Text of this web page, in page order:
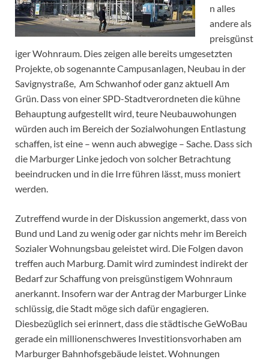
n alles
andere als
preisgünst
iger Wohnraum. Dies zeigen alle bereits umgesetzten
Projekte, ob sogenannte Campusanlagen, Neubau in der
Savignystraße, Am Schwanhof oder ganz aktuell Am
Grün. Dass von einer SPD-Stadtverordneten die kühne
Behauptung aufgestellt wird, teure Neubauwohungen
würden auch im Bereich der Sozialwohungen Entlastung
schaffen, ist eine – wenn auch abwegige – Sache. Dass sich
die Marburger Linke jedoch von solcher Betrachtung
beeindrucken und in die Irre führen lässt, muss moniert
werden.
Zutreffend wurde in der Diskussion angemerkt, dass von
Bund und Land zu wenig oder gar nichts mehr im Bereich
Sozialer Wohnungsbau geleistet wird. Die Folgen davon
treffen auch Marburg. Damit wird zumindest indirekt der
Bedarf zur Schaffung von preisgünstigem Wohnraum
anerkannt. Insofern war der Antrag der Marburger Linke
schlüssig, die Stadt möge sich dafür engagieren.
Diesbezüglich sei erinnert, dass die städtische GeWoBau
gerade ein millionenschweres Investitionsvorhaben am
Marburger Bahnhofsgebäude leistet. Wohnungen